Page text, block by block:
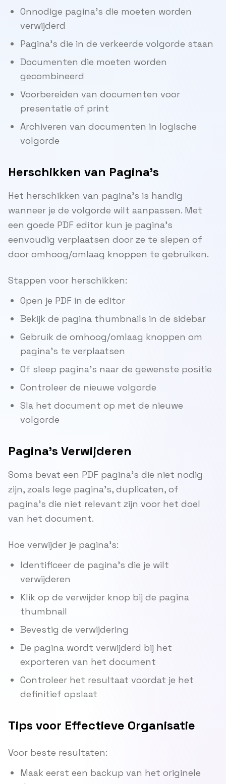
Onnodige pagina's die moeten worden
verwijderd
Pagina's die in de verkeerde volgorde staan
Documenten die moeten worden
gecombineerd
Voorbereiden van documenten voor
presentatie of print
Archiveren van documenten in logische
volgorde
Herschikken van Pagina's
Het herschikken van pagina's is handig
wanneer je de volgorde wilt aanpassen. Met
een goede PDF editor kun je pagina's
eenvoudig verplaatsen door ze te slepen of
door omhoog/omlaag knoppen te gebruiken.
Stappen voor herschikken:
Open je PDF in de editor
Bekijk de pagina thumbnails in de sidebar
Gebruik de omhoog/omlaag knoppen om
pagina's te verplaatsen
Of sleep pagina's naar de gewenste positie
Controleer de nieuwe volgorde
Sla het document op met de nieuwe
volgorde
Pagina's Verwijderen
Soms bevat een PDF pagina's die niet nodig
zijn, zoals lege pagina's, duplicaten, of
pagina's die niet relevant zijn voor het doel
van het document.
Hoe verwijder je pagina's:
Identificeer de pagina's die je wilt
verwijderen
Klik op de verwijder knop bij de pagina
thumbnail
Bevestig de verwijdering
De pagina wordt verwijderd bij het
exporteren van het document
Controleer het resultaat voordat je het
definitief opslaat
Tips voor Effectieve Organisatie
Voor beste resultaten:
Maak eerst een backup van het originele